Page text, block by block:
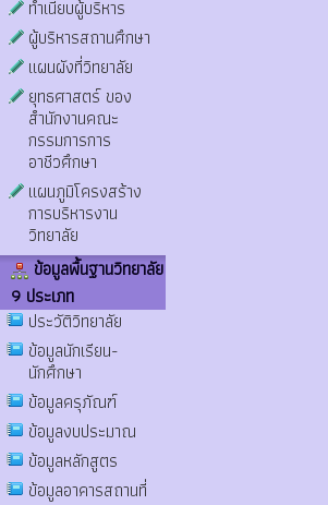
ทำเนียบผู้บริหาร
ผู้บริหารสถานศึกษา
แผนผังที่วิทยาลัย
ยุทธศาสตร์ ของ
สำนักงานคณะ
กรรมการการ
อาชีวศึกษา
แผนภูมิโครงสร้าง
การบริหารงาน
วิทยาลัย
ข้อมูลพื้นฐานวิทยาลัย
9 ประเภท
ประวัติวิทยาลัย
ข้อมูลนักเรียน-
นักศึกษา
ข้อมูลครุภัณฑ์
ข้อมูลงบประมาณ
ข้อมูลหลักสูตร
ข้อมูลอาคารสถานที่